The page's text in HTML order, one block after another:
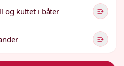
og kuttet i båter